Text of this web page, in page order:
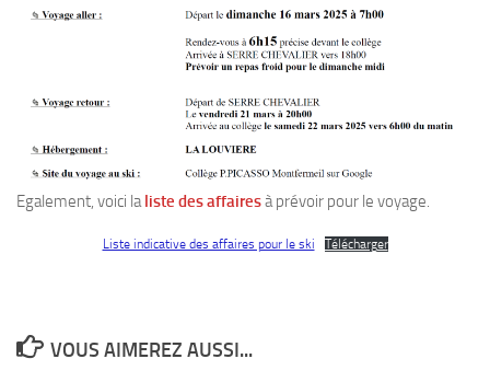
Egalement, voici laliste des affairesà prévoir pour le voyage.
Liste indicative des affaires pour le ski Télécharger
VOUS AIMEREZ AUSSI...